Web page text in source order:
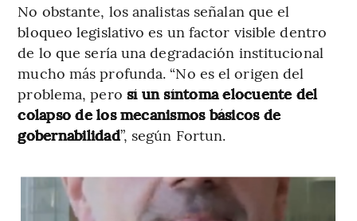
No obstante, los analistas señalan que el
bloqueo legislativo es un factor visible dentro
de lo que sería una degradación institucional
mucho más profunda. “No es el origen del
problema, pero sí un síntoma elocuente del
colapso de los mecanismos básicos de
gobernabilidad”, según Fortun.